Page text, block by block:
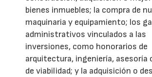
bienes inmuebles; la compra de
maquinaria y equipamiento; los
administrativos vinculados a las
inversiones, como honorarios de
arquitectura, ingeniería, asesoría
de viabilidad; y la adquisición o